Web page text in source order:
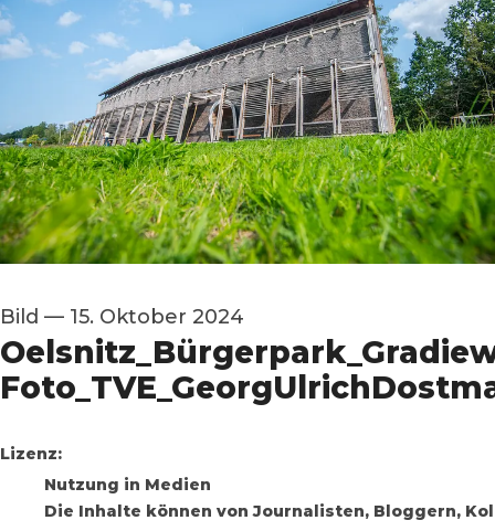
Bild — 15. Oktober 2024
go to media item
Lizenz:
Nutzung in Medien
Die Inhalte können von Journalisten, Bloggern,